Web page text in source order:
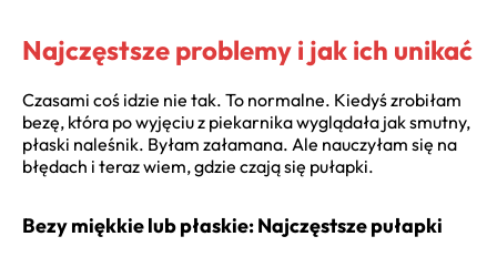
Najczęstsze problemy i jak ich unikać
Czasami coś idzie nie tak. To normalne. Kiedyś zrobiłam
bezę, która po wyjęciu z piekarnika wyglądała jak smutny,
płaski naleśnik. Byłam załamana. Ale nauczyłam się na
błędach i teraz wiem, gdzie czają się pułapki.
Bezy miękkie lub płaskie: Najczęstsze pułapki